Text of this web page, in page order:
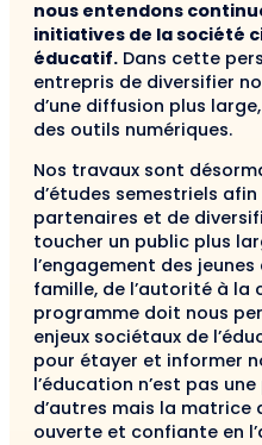
nous entendons
initiatives de la société
éducatif. Dans cette
entrepris de diversifier
d’une diffusion plus
des outils numériques.
Nos travaux sont
d’études semestriels
partenaires et de
toucher un public plus
l’engagement des
famille, de l’autorité à la
programme doit nous
enjeux sociétaux de
pour étayer et informer
l’éducation n’est pas
d’autres mais la matrice
ouverte et confiante en